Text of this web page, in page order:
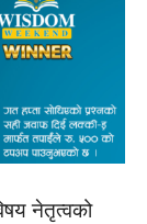
नेतृत्वको